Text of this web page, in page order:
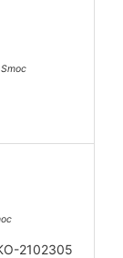
2102305